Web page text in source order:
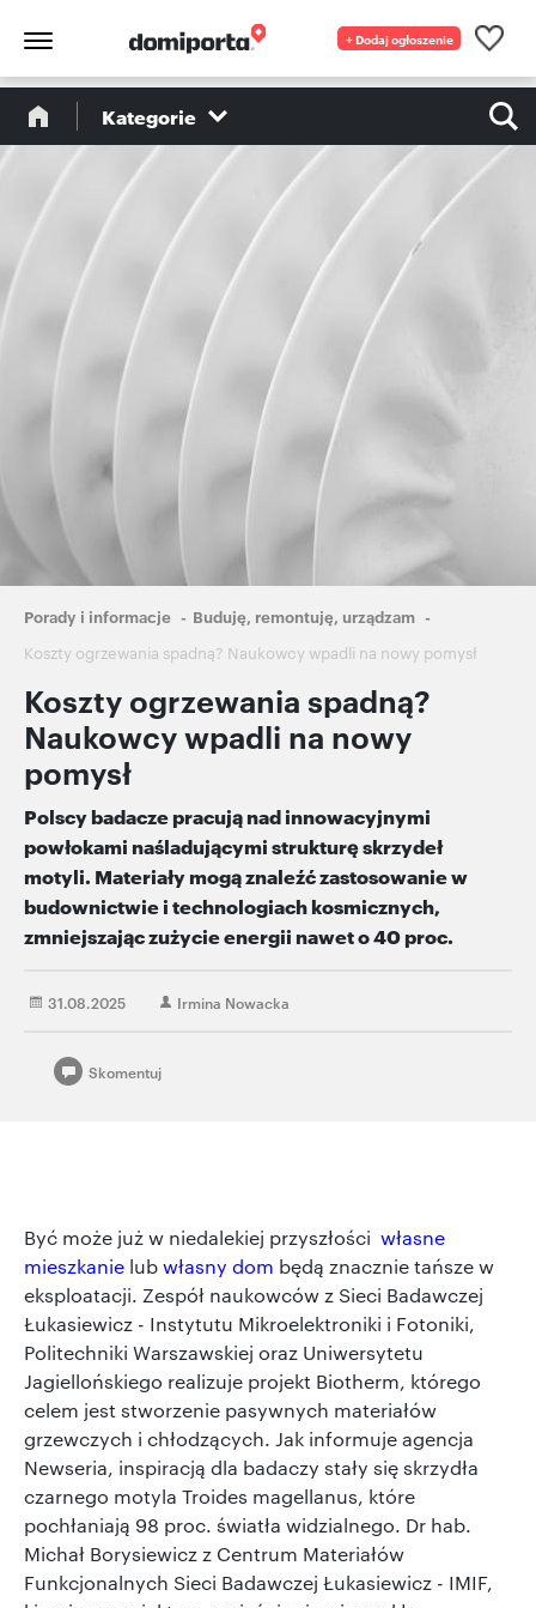
+ Dodaj ogłoszenie
Kategorie
Ścieżka
nawigacyjna
Porady i informacje
Buduję, remontuję, urządzam
Koszty ogrzewania spadną? Naukowcy wpadli na nowy pomysł
Koszty ogrzewania spadną?
Naukowcy wpadli na nowy
pomysł
Polscy badacze pracują nad innowacyjnymi
powłokami naśladującymi strukturę skrzydeł
motyli. Materiały mogą znaleźć zastosowanie w
budownictwie i technologiach kosmicznych,
zmniejszając zużycie energii nawet o 40 proc.
31.08.2025 Irmina Nowacka
Skomentuj
Być może już w niedalekiej przyszłości własne
mieszkanie lubwłasny dom będą znacznie tańsze w
eksploatacji. Zespół naukowców z Sieci Badawczej
Łukasiewicz - Instytutu Mikroelektroniki i Fotoniki,
Politechniki Warszawskiej oraz Uniwersytetu
Jagiellońskiego realizuje projekt Biotherm, którego
celem jest stworzenie pasywnych materiałów
grzewczych i chłodzących. Jak informuje agencja
Newseria, inspiracją dla badaczy stały się skrzydła
czarnego motyla Troides magellanus, które
pochłaniają 98 proc. światła widzialnego. Dr hab.
Michał Borysiewicz z Centrum Materiałów
Funkcjonalnych Sieci Badawczej Łukasiewicz - IMIF,